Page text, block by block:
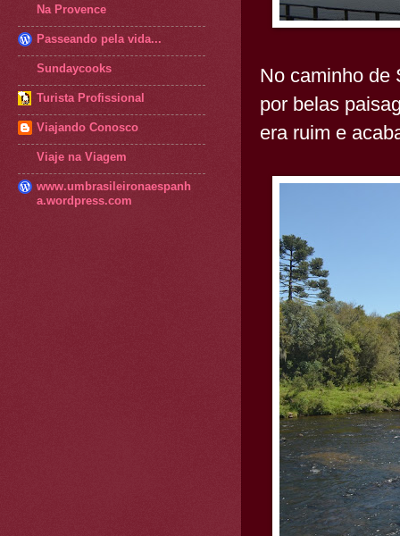
No caminho de
por belas
era ruim e
Na Provence
Passeando pela vida...
Sundaycooks
Turista Profissional
Viajando Conosco
Viaje na Viagem
www.umbrasileironaespanh
a.wordpress.com